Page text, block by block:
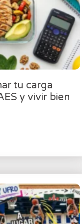
tu carga
y vivir bien